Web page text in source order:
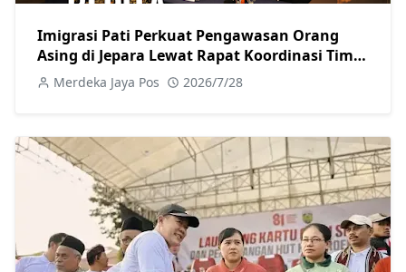
Imigrasi Pati Perkuat Pengawasan Orang
Asing di Jepara Lewat Rapat Koordinasi Tim
PoraMerdeka Jaya Pos 2026/7/28